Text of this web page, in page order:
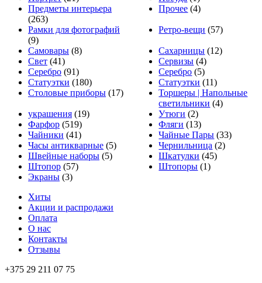
Предметы интерьера
(263)
Прочее (4)
Рамки для фотографий
(9)
Ретро-вещи (57)
Самовары (8) Сахарницы (12)
Свет (41) Сервизы (4)
Серебро (91) Серебро (5)
Статуэтки (180) Статуэтки (11)
Столовые приборы (17)
Торшеры | Напольные
светильники (4)
украшения (19) Утюги (2)
Фарфор (519) Фляги (13)
Чайники (41) Чайные Пары (33)
Часы антикварные (5) Чернильница (2)
Швейные наборы (5) Шкатулки (45)
Штопор (57) Штопоры (1)
Экраны (3)
Хиты
Акции и распродажи
Оплата
О нас
Контакты
Отзывы
+375 29 211 07 75